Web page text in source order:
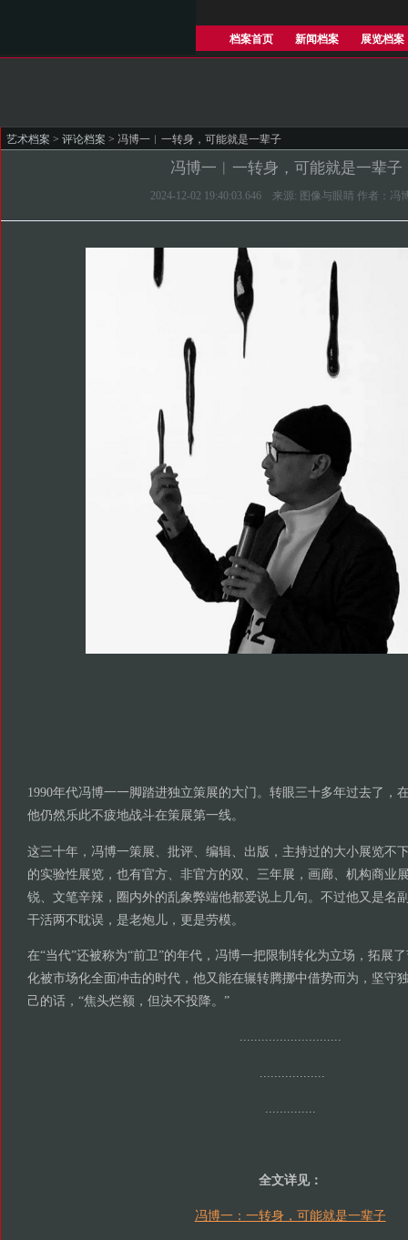
档案首页 新闻档案 展览档案
艺术档案 > 评论档案 > 冯博一︱一转身，可能就是一辈子
冯博一︱一转身，可能就是一辈子
2024-12-02 19:40:03.646 来源: 图像与眼睛 作者：冯
1990年代冯博一一脚踏进独立策展的大门。转眼三十多年过去了，
他仍然乐此不疲地战斗在策展第一线。
这三十年，冯博一策展、批评、编辑、出版，主持过的大小展览不
的实验性展览，也有官方、非官方的双、三年展，画廊、机构商业
锐、文笔辛辣，圈内外的乱象弊端他都爱说上几句。不过他又是名
干活两不耽误，是老炮儿，更是劳模。
在“当代”还被称为“前卫”的年代，冯博一把限制转化为立场，拓展
化被市场化全面冲击的时代，他又能在辗转腾挪中借势而为，坚守
己的话，“焦头烂额，但决不投降。”
............................
..............
全文详见：
冯博一：一转身，可能就是一辈子